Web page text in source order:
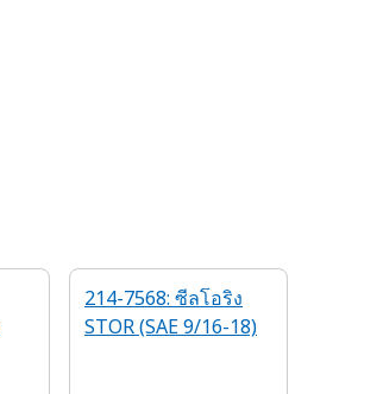
214-7568: ซีลโอริง
STOR (SAE 9/16-18)